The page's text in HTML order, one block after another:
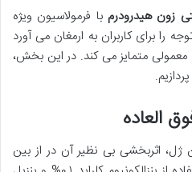
هیدرودرم با فرمولاسیون ویژه
را برای کاربران به ارمغان می آورد
معمولی متمایز می کند. در این بخش،
العاده
اثربخشی بی نظیر آن در از بین